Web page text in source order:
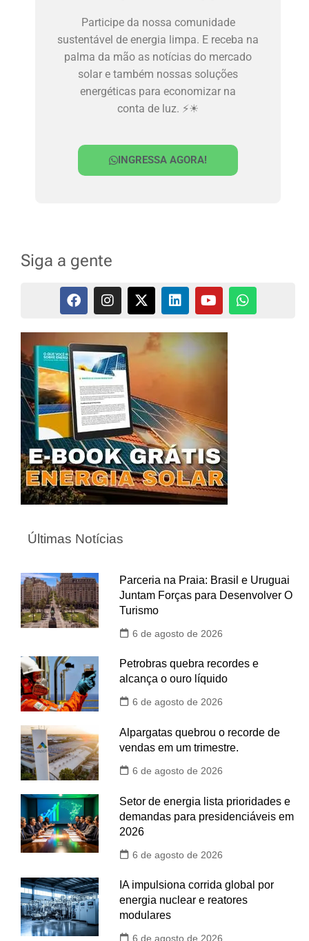
Participe da nossa comunidade
sustentável de energia limpa. E receba na
palma da mão as notícias do mercado
solar e também nossas soluções
energéticas para economizar na
conta de luz. ⚡☀
INGRESSA AGORA!
Siga a gente
Últimas Notícias
Parceria na Praia: Brasil e Uruguai
Juntam Forças para Desenvolver O
Turismo
6 de agosto de 2026
Petrobras quebra recordes e
alcança o ouro líquido
6 de agosto de 2026
Alpargatas quebrou o recorde de
vendas em um trimestre.
6 de agosto de 2026
Setor de energia lista prioridades e
demandas para presidenciáveis em
2026
6 de agosto de 2026
IA impulsiona corrida global por
energia nuclear e reatores
modulares
6 de agosto de 2026